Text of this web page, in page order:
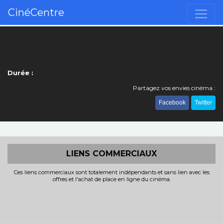
CinéCentre
Durée :
Partagez vos envies cinéma :
Facebook Twitter
LIENS COMMERCIAUX
Ces liens commerciaux sont totalement indépendants et sans lien avec les
offres et l'achat de place en ligne du cinéma.